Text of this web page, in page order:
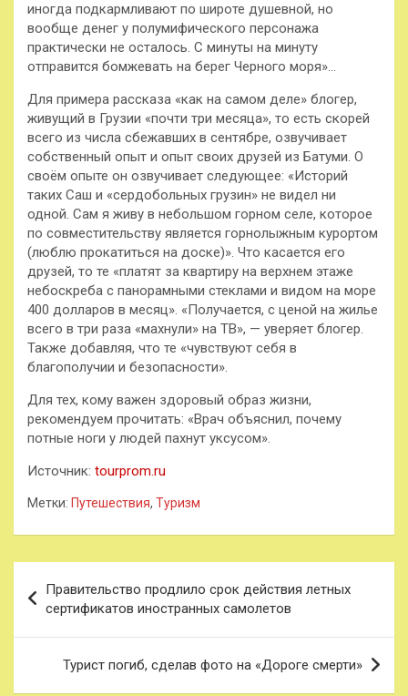
иногда подкармливают по широте душевной, но
вообще денег у полумифического персонажа
практически не осталось. С минуты на минуту
отправится бомжевать на берег Черного моря»…
Для примера рассказа «как на самом деле» блогер,
живущий в Грузии «почти три месяца», то есть скорей
всего из числа сбежавших в сентябре, озвучивает
собственный опыт и опыт своих друзей из Батуми. О
своём опыте он озвучивает следующее: «Историй
таких Саш и «сердобольных грузин» не видел ни
одной. Сам я живу в небольшом горном селе, которое
по совместительству является горнолыжным курортом
(люблю прокатиться на доске)». Что касается его
друзей, то те «платят за квартиру на верхнем этаже
небоскреба с панорамными стеклами и видом на море
400 долларов в месяц». «Получается, с ценой на жилье
всего в три раза «махнули» на ТВ», — уверяет блогер.
Также добавляя, что те «чувствуют себя в
благополучии и безопасности».
Для тех, кому важен здоровый образ жизни,
рекомендуем прочитать: «Врач объяснил, почему
потные ноги у людей пахнут уксусом».
Источник: tourprom.ru
Метки: Путешествия, Туризм
по
записям
Правительство продлило срок действия летных
сертификатов иностранных самолетов
Турист погиб, сделав фото на «Дороге смерти»